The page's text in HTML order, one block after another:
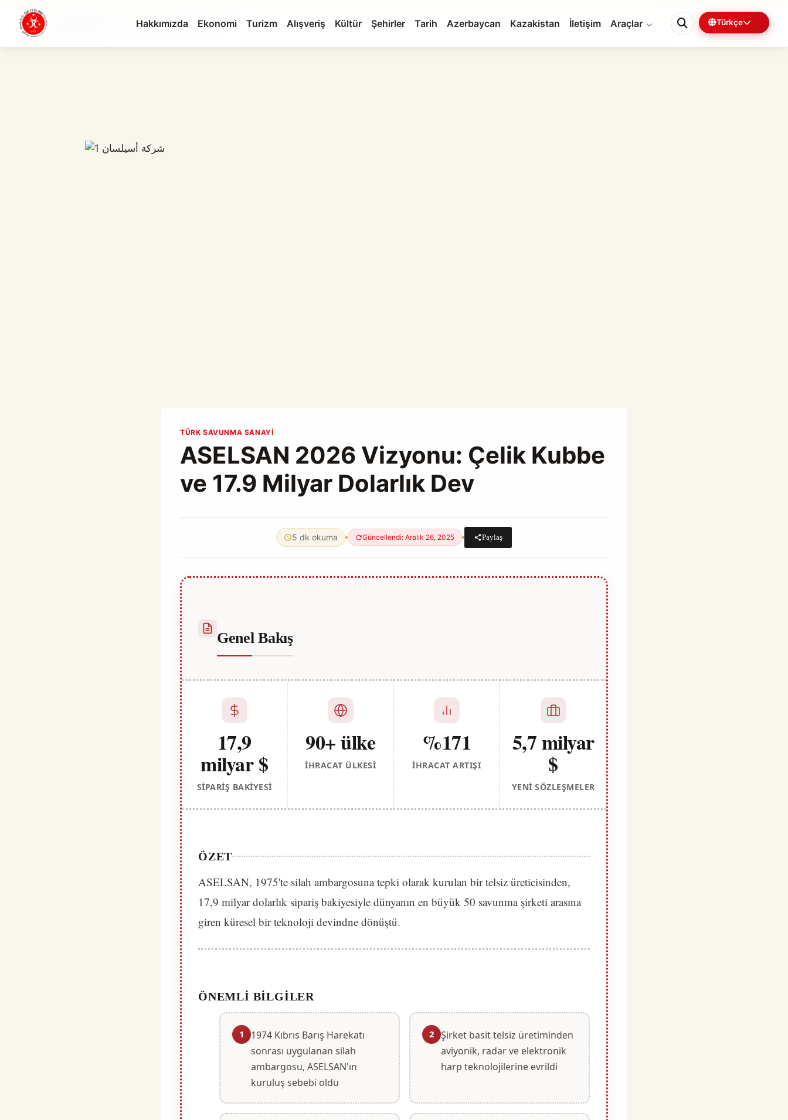
Hakkımızda Ekonomi Turizm Alışveriş Kültür Şehirler Tarih Azerbaycan Kazakistan İletişim Araçlar Türkçe
ASELSAN 2026 Vizyonu: Çelik Kubbe ve 17.9 Milya...
0% 5 dk kaldı
TÜRK SAVUNMA SANAYI
ASELSAN 2026 Vizyonu: Çelik Kubbe
ve 17.9 Milyar Dolarlık Dev
5 dk okuma Güncellendi: Aralık 26, 2025 Paylaş
Genel Bakış
17,9
milyar $
SIPARIŞ BAKIYESI
90+ ülke
İHRACAT ÜLKESI
%171
İHRACAT ARTIŞI
5,7 milyar
$
YENI SÖZLEŞMELER
ÖZET
ASELSAN, 1975'te silah ambargosuna tepki olarak kurulan bir telsiz üreticisinden,
17,9 milyar dolarlık sipariş bakiyesiyle dünyanın en büyük 50 savunma şirketi arasına
giren küresel bir teknoloji devindne dönüştü.
ÖNEMLI BILGILER
1
1974 Kıbrıs Barış Harekatı
sonrası uygulanan silah
ambargosu, ASELSAN'ın
kuruluş sebebi oldu
2 Şirket basit telsiz üretiminden
aviyonik, radar ve elektronik
harp teknolojilerine evrildi